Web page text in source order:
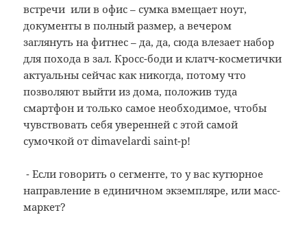
встречи или в офис – сумка вмещает ноут,
документы в полный размер, а вечером
заглянуть на фитнес – да, да, сюда влезает набор
для похода в зал. Кросс-боди и клатч-косметички
актуальны сейчас как никогда, потому что
позволяют выйти из дома, положив туда
смартфон и только самое необходимое, чтобы
чувствовать себя уверенней с этой самой
сумочкой от dimavelardi saint-p!
⁃ Если говорить о сегменте, то у вас кутюрное
направление в единичном экземпляре, или масс-
маркет?